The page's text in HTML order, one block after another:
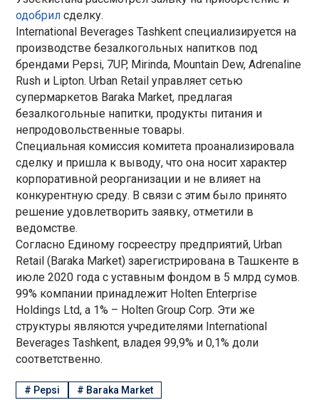
одобрилсделку.
International Beverages Tashkent специализируется на
производстве безалкогольных напитков под
брендами Pepsi, 7UP, Mirinda, Mountain Dew, Adrenaline
Rush и Lipton. Urban Retail управляет сетью
супермаркетов Baraka Market, предлагая
безалкогольные напитки, продукты питания и
непродовольственные товары.
Специальная комиссия комитета проанализировала
сделку и пришла к выводу, что она носит характер
корпоративной реорганизации и не влияет на
конкурентную среду. В связи с этим было принято
решение удовлетворить заявку, отметили в
ведомстве.
Согласно Единому госреестру предприятий, Urban
Retail (Baraka Market) зарегистрирована в Ташкенте в
июле 2020 года с уставным фондом в 5 млрд сумов.
99% компании принадлежит Holten Enterprise
Holdings Ltd, а 1% – Holten Group Corp. Эти же
структуры являются учредителями International
Beverages Tashkent, владея 99,9% и 0,1% доли
соответственно.
# Pepsi # Baraka Market